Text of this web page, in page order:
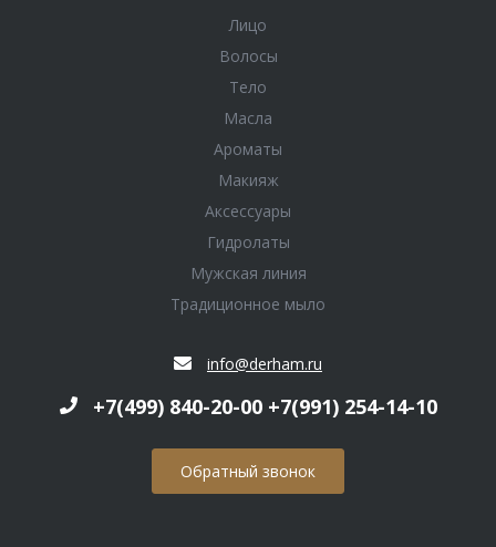
Лицо
Волосы
Тело
Масла
Ароматы
Макияж
Аксессуары
Гидролаты
Мужская линия
Традиционное мыло
info@derham.ru
+7(499) 840-20-00 +7(991) 254-14-10
Обратный звонок